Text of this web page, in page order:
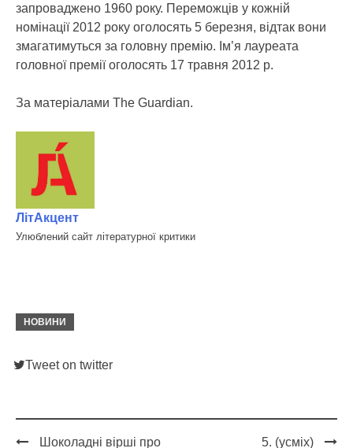
запроваджено 1960 року. Переможців у кожній
номінації 2012 року оголосять 5 березня, відтак вони
змагатимуться за головну премію. Ім’я лауреата
головної премії оголосять 17 травня 2012 р.
За матеріалами The Guardian.
ЛітАкцент
Улюблений сайт літературної критики
НОВИНИ
Tweet on twitter
Шоколадні вірші про 5. (усміх)